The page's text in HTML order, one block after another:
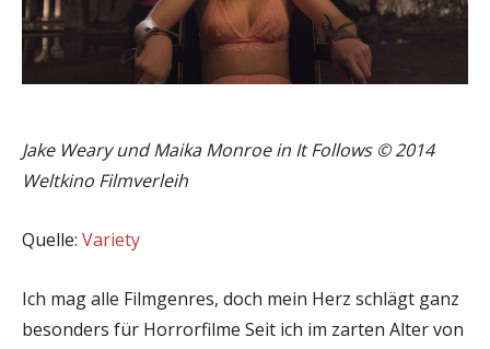
Jake Weary und Maika Monroe in It Follows © 2014
Weltkino Filmverleih
Quelle: Variety
Ich mag alle Filmgenres, doch mein Herz schlägt ganz
besonders für Horrorfilme Seit ich im zarten Alter von